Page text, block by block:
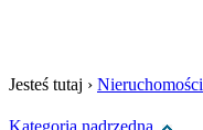
Jesteś tutaj › Nieruchomości
Kategoria nadrzędna